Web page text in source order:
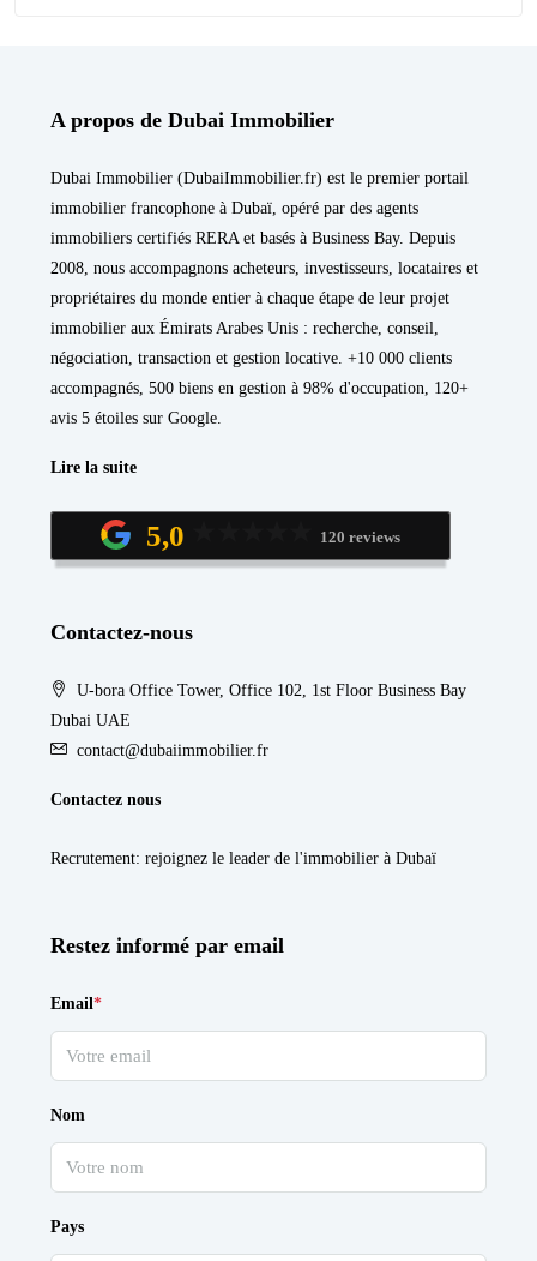
A propos de Dubai Immobilier
Dubai Immobilier (DubaiImmobilier.fr) est le premier portail
immobilier francophone à Dubaï, opéré par des agents
immobiliers certifiés RERA et basés à Business Bay. Depuis
2008, nous accompagnons acheteurs, investisseurs, locataires et
propriétaires du monde entier à chaque étape de leur projet
immobilier aux Émirats Arabes Unis : recherche, conseil,
négociation, transaction et gestion locative. +10 000 clients
accompagnés, 500 biens en gestion à 98% d'occupation, 120+
avis 5 étoiles sur Google.
Lire la suite
5,0 120 reviews
Contactez-nous
U-bora Office Tower, Office 102, 1st Floor Business Bay
Dubai UAE
contact@dubaiimmobilier.fr
Contactez nous
Recrutement: rejoignez le leader de l'immobilier à Dubaï
Restez informé par email
Email*
Nom
Pays